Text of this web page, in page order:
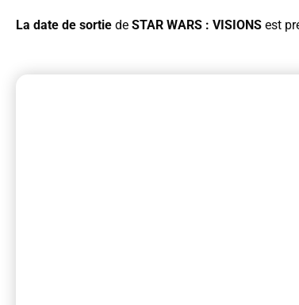
La date de sortie de STAR WARS : VISIONS est